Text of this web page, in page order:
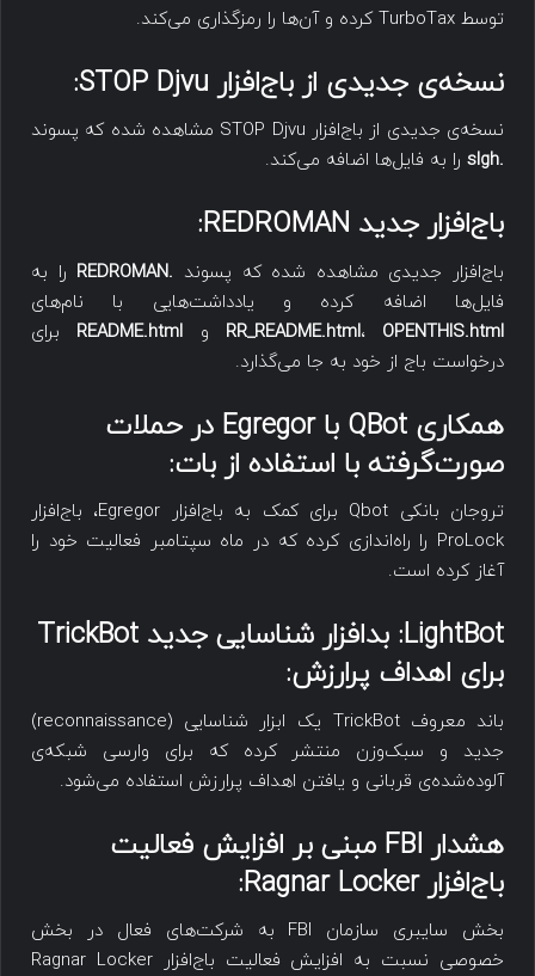
توسط TurboTax کرده و آن‌ها را رمزگذاری می‌کند.
نسخه‌ی جدیدی از باج‌افزار STOP Djvu
:
نسخه‌ی جدیدی از باج‌افزار STOP Djvu مشاهده شده که پسوند
.slgh
را به فایل‌ها اضافه می‌کند.
باج‌افزار جدید REDROMAN
:
باج‌افزار جدیدی مشاهده شده که پسوند .REDROMAN
را به
فایل‌ها اضافه کرده و یادداشت‌هایی با نام‌های
RR_README.html، OPENTHIS.html و README.html برای
درخواست باج از خود به جا می‌گذارد.
همکاری QBot باEgregor در حملات
صورت‌گرفته با استفاده از بات:
تروجان بانکی Qbot برای کمک به باج‌افزار Egregor، باج‌افزار
ProLock را راه‌اندازی کرده که در ماه سپتامبر فعالیت خود را
آغاز کرده است.
LightBot: بدافزار شناسایی جدید TrickBot
برای اهداف پرارزش:
باند معروف TrickBot یک ابزار شناسایی (reconnaissance)
جدید و سبک‌وزن منتشر کرده که برای وارسی شبکه‌ی
آلوده‌شده‌ی قربانی و یافتن اهداف پرارزش استفاده می‌شود.
هشدار FBI مبنی بر افزایش فعالیت
باج‌افزارRagnar Locker
:
بخش سایبری سازمان FBI به شرکت‌های فعال در بخش
خصوصی نسبت به افزایش فعالیت باج‌افزار Ragnar Locker